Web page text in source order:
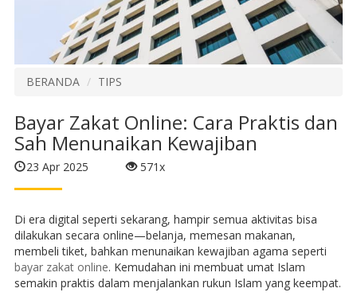
BERANDA TIPS
Bayar Zakat Online: Cara Praktis dan
Sah Menunaikan Kewajiban
23 Apr 2025 571x
Di era digital seperti sekarang, hampir semua aktivitas bisa
dilakukan secara online—belanja, memesan makanan,
membeli tiket, bahkan menunaikan kewajiban agama seperti
bayar zakat online. Kemudahan ini membuat umat Islam
semakin praktis dalam menjalankan rukun Islam yang keempat.